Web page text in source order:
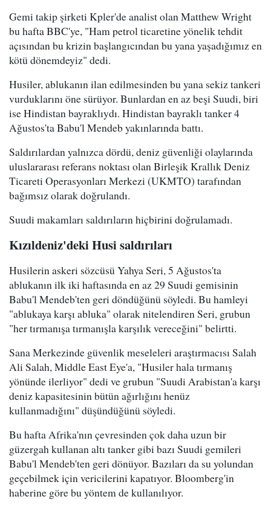
Gemi takip şirketi Kpler'de analist olan Matthew Wright
bu hafta BBC'ye, "Ham petrol ticaretine yönelik tehdit
açısından bu krizin başlangıcından bu yana yaşadığımız en
kötü dönemdeyiz" dedi.
Husiler, ablukanın ilan edilmesinden bu yana sekiz tankeri
vurduklarını öne sürüyor. Bunlardan en az beşi Suudi, biri
ise Hindistan bayraklıydı. Hindistan bayraklı tanker 4
Ağustos'ta Babu'l Mendeb yakınlarında battı.
Saldırılardan yalnızca dördü, deniz güvenliği olaylarında
uluslararası referans noktası olan Birleşik Krallık Deniz
Ticareti Operasyonları Merkezi (UKMTO) tarafından
bağımsız olarak doğrulandı.
Suudi makamları saldırıların hiçbirini doğrulamadı.
Kızıldeniz'deki Husi saldırıları
Husilerin askeri sözcüsü Yahya Seri, 5 Ağustos'ta
ablukanın ilk iki haftasında en az 29 Suudi gemisinin
Babu'l Mendeb'ten geri döndüğünü söyledi. Bu hamleyi
"ablukaya karşı abluka" olarak nitelendiren Seri, grubun
"her tırmanışa tırmanışla karşılık vereceğini" belirtti.
Sana Merkezinde güvenlik meseleleri araştırmacısı Salah
Ali Salah, Middle East Eye'a, "Husiler hala tırmanış
yönünde ilerliyor" dedi ve grubun "Suudi Arabistan'a karşı
deniz kapasitesinin bütün ağırlığını henüz
kullanmadığını" düşündüğünü söyledi.
Bu hafta Afrika'nın çevresinden çok daha uzun bir
güzergah kullanan altı tanker gibi bazı Suudi gemileri
Babu'l Mendeb'ten geri dönüyor. Bazıları da su yolundan
geçebilmek için vericilerini kapatıyor. Bloomberg'in
haberine göre bu yöntem de kullanılıyor.